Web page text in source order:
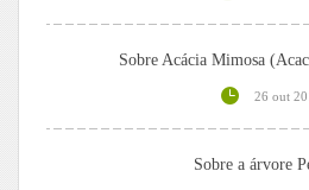
Sobre Acácia Mimosa
26 out
Sobre a árvore